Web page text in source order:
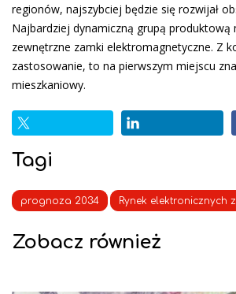
regionów, najszybciej będzie się rozwijał
Najbardziej dynamiczną grupą produktową
zewnętrzne zamki elektromagnetyczne. Z
zastosowanie, to na pierwszym miejscu
mieszkaniowy.
Tagi
prognoza 2034 Rynek elektronicznych
Zobacz również